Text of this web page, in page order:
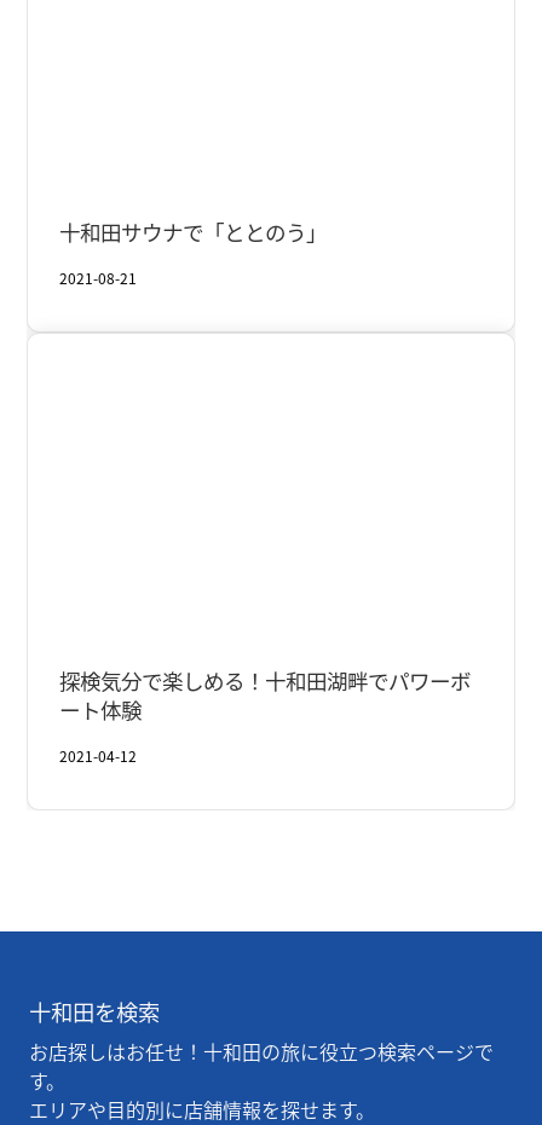
十和田湖
十和田サウナで「ととのう」
2021-08-21
十和田湖 夏
探検気分で楽しめる！十和田湖畔でパワーボ
ート体験
2021-04-12
十和田を検索
お店探しはお任せ！十和田の旅に役立つ検索ページで
す。
エリアや目的別に店舗情報を探せます。